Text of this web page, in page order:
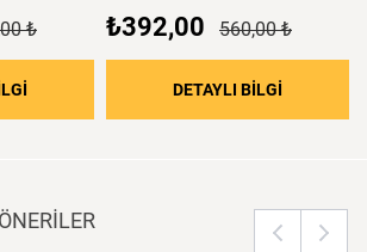
₺
: Modern Alman Edebiyatı
₺392,00 560,00 ₺
DETAYLI BİLGİ
ÖNERİLER